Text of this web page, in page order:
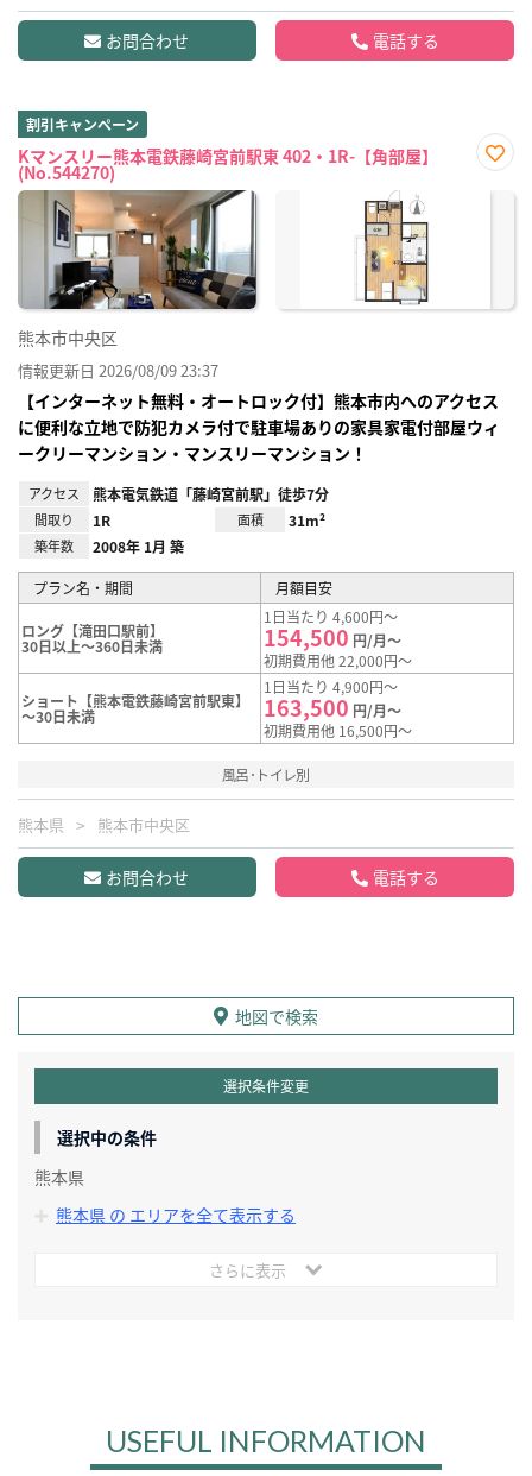
お問合わせ 電話する
割引キャンペーン
Kマンスリー熊本電鉄藤崎宮前駅東 402・1R-【角部屋】
(No.544270)
に入
熊本市中央区
情報更新日 2026/08/09 23:37
【インターネット無料・オートロック付】熊本市内へのアクセス
に便利な立地で防犯カメラ付で駐車場ありの家具家電付部屋ウィ
ークリーマンション・マンスリーマンション！
アクセス 熊本電気鉄道「藤崎宮前駅」徒歩7分
間取り 1R 面積 31m²
築年数 2008年 1月 築
プラン名・期間 月額目安
ロング【滝田口駅前】
30日以上～360日未満
1日当たり 4,600円～
154,500 円/月～
初期費用他 22,000円～
ショート【熊本電鉄藤崎宮前駅東】
～30日未満
1日当たり 4,900円～
163,500 円/月～
初期費用他 16,500円～
風呂･トイレ別
熊本県 熊本市中央区
お問合わせ 電話する
地図で検索
選択条件変更
選択中の条件
熊本県
熊本県 の エリアを全て表示する
さらに表示
USEFUL INFORMATION